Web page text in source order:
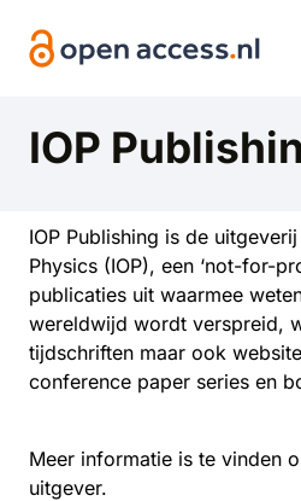
IOP
IOP Publishing is de
Physics (IOP), een ‘not-for-
publicaties uit waarmee
wereldwijd wordt verspreid,
tijdschriften maar ook
conference paper series en
Meer informatie is te vinden
uitgever.